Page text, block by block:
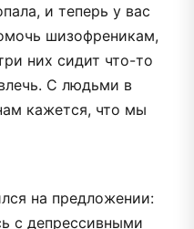
и теперь у вас
шизофреникам,
них сидит что-то
С людьми в
кажется, что мы
на предложении:
с депрессивными